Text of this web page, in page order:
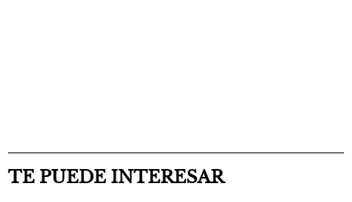
TE PUEDE INTERESAR